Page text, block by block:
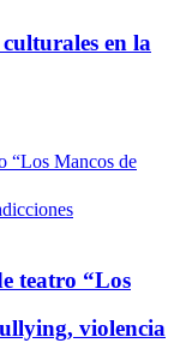
en la
teatro “Los
violencia